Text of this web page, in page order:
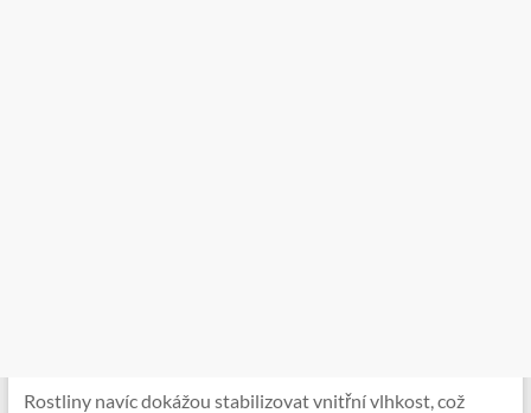
Rostliny navíc dokážou stabilizovat vnitřní vlhkost, což